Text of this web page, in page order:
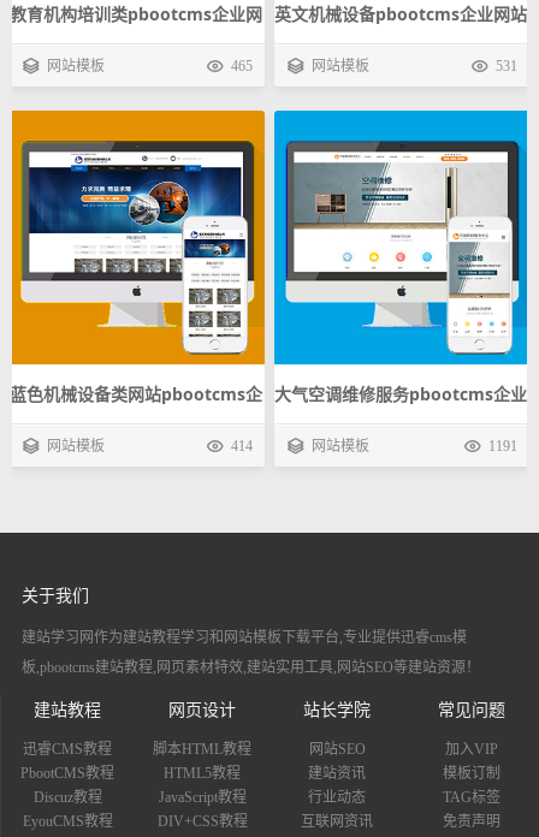
教育机构培训类pbootcms企业网
站模板 移民出国留学手机自适应
网站模板 465
英文机械设备pbootcms企业网站
模板 五金产品外贸手机自适应源
网站模板 531
蓝色机械设备类网站pbootcms企
业模板 工业制造自适应手机网站
网站模板 414
大气空调维修服务pbootcms企业
模板 设备安装手机自适应响应式
网站模板 1191
关于我们
建站学习网作为建站教程学习和网站模板下载平台,专业提供迅睿cms模
板,pbootcms建站教程,网页素材特效,建站实用工具,网站SEO等建站资源！
建站教程
迅睿CMS教程
PbootCMS教程
Discuz教程
EyouCMS教程
网页设计
脚本HTML教程
HTML5教程
JavaScript教程
DIV+CSS教程
站长学院
网站SEO
建站资讯
行业动态
互联网资讯
常见问题
加入VIP
模板订制
TAG标签
免责声明